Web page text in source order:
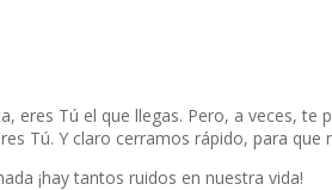
eres Tú el que llegas. Pero, a veces, te
Tú. Y claro cerramos rápido, para que
¡hay tantos ruidos en nuestra vida!